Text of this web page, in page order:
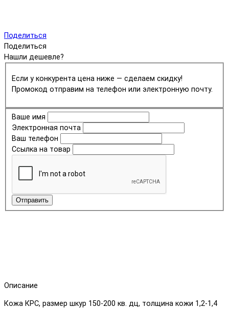
Поделиться
Поделиться
Нашли дешевле?
Если у конкурента цена ниже — сделаем скидку!
Промокод отправим на телефон или электронную почту.
Ваше имя
Электронная почта
Ваш телефон
Ссылка на товар
Отправить
Описание
Кожа КРС, размер шкур 150-200 кв. дц, толщина кожи 1,2-1,4